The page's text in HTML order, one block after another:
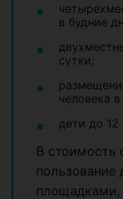
в будние
сутки;
человека
дети до 12
В стоимость
площадками,